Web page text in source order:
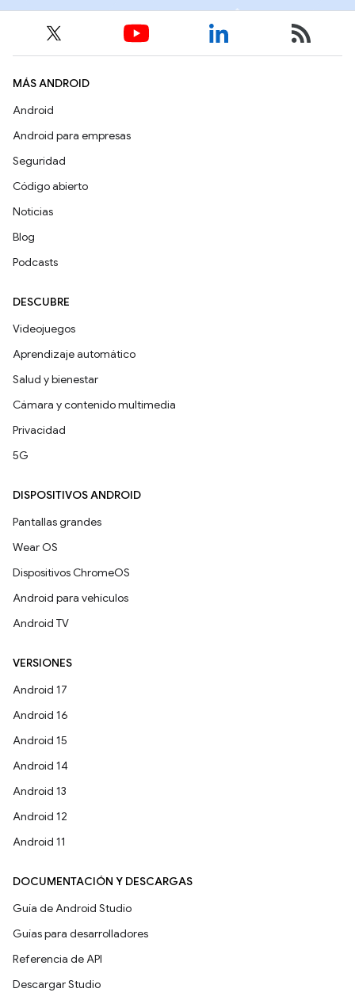
MÁS ANDROID
Android
Android para empresas
Seguridad
Código abierto
Noticias
Blog
Podcasts
DESCUBRE
Videojuegos
Aprendizaje automático
Salud y bienestar
Cámara y contenido multimedia
Privacidad
5G
DISPOSITIVOS ANDROID
Pantallas grandes
Wear OS
Dispositivos ChromeOS
Android para vehículos
Android TV
VERSIONES
Android 17
Android 16
Android 15
Android 14
Android 13
Android 12
Android 11
DOCUMENTACIÓN Y DESCARGAS
Guía de Android Studio
Guías para desarrolladores
Referencia de API
Descargar Studio